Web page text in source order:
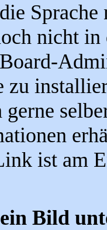
nicht in
zu
gerne
ist am
Bild